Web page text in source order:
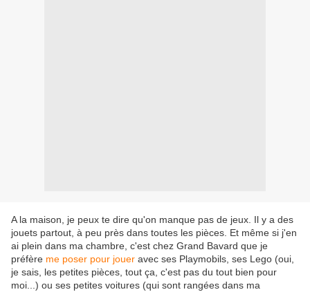
A la maison, je peux te dire qu'on manque pas de jeux. Il y a des
jouets partout, à peu près dans toutes les pièces. Et même si j'en
ai plein dans ma chambre, c'est chez Grand Bavard que je
préfère me poser pour jouer avec ses Playmobils, ses Lego (oui,
je sais, les petites pièces, tout ça, c'est pas du tout bien pour
moi...) ou ses petites voitures (qui sont rangées dans ma